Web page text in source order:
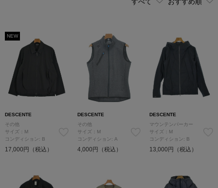
NEW
DESCENTE
その他
サイズ：M
コンディション: B
17,000円（税込）
DESCENTE
その他
サイズ：M
コンディション: A
4,000円（税込）
DESCENTE
マウンテンパーカー
サイズ：M
コンディション: B
13,000円（税込）